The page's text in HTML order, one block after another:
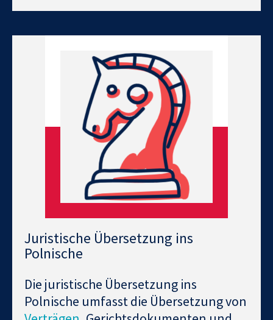
Juristische Übersetzung ins
Polnische
Die juristische Übersetzung ins
Polnische umfasst die Übersetzung von